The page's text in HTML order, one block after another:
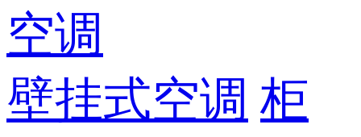
空调
壁挂式空调 柜